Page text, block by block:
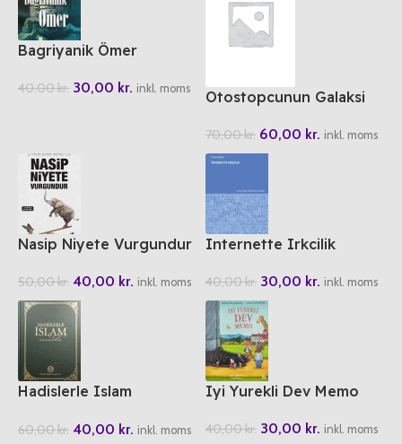
Bagriyanik Ömer
40,00kr. 30,00 kr. inkl. moms
Otostopcunun Galaksi
70,00kr. 60,00 kr. inkl. moms
Nasip Niyete Vurgundur
50,00kr. 40,00 kr. inkl. moms
Internette Irkcilik
40,00kr. 30,00 kr. inkl. moms
Hadislerle Islam
60,00kr. 40,00 kr. inkl. moms
Iyi Yurekli Dev Memo
40,00kr. 30,00 kr. inkl. moms